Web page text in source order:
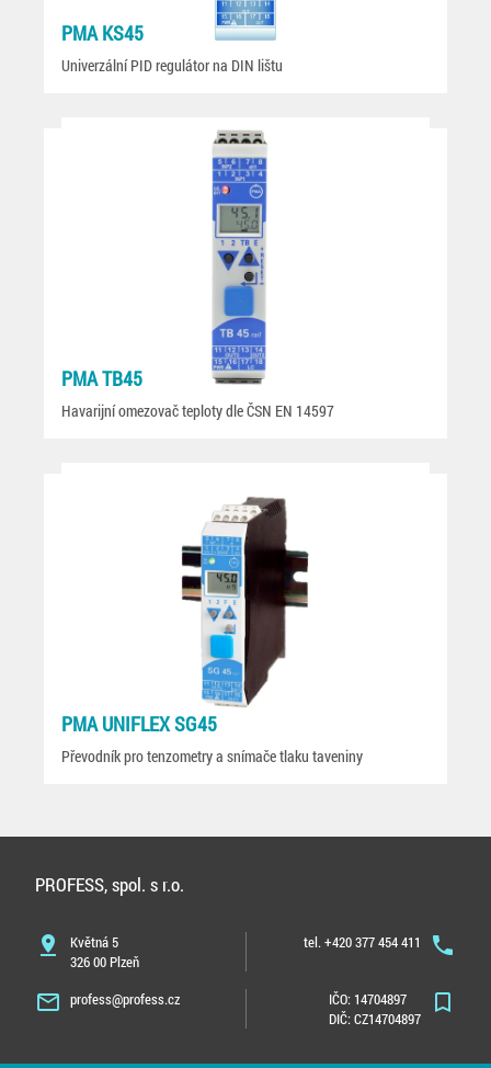
PMA KS45
Univerzální PID regulátor na DIN lištu
PMA TB45
Havarijní omezovač teploty dle ČSN EN 14597
PMA UNIFLEX SG45
Převodník pro tenzometry a snímače tlaku taveniny
PROFESS, spol. s r.o.
pin_drop
Květná 5
326 00 Plzeň
phone
tel. +420 377 454 411
mail_outline profess@profess.cz bookmark_border
IČO: 14704897
DIČ: CZ14704897